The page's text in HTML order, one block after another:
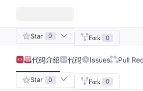
Star 0 Fork 0
代码介绍 代码 Issues Pull
Star 0 Fork 0